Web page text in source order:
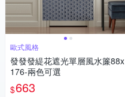
歐式風格
發發發緹花遮光單層風水簾88x
176-兩色可選
$663